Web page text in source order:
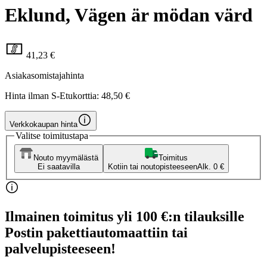
Eklund, Vägen är mödan värd
41,23 €
Asiakasomistajahinta
Hinta ilman S-Etukorttia: 48,50 €
Verkkokaupan hinta
Valitse toimitustapa
Nouto myymälästä
Ei saatavilla
Toimitus
Kotiin tai noutopisteeseenAlk. 0 €
Ilmainen toimitus yli 100 €:n tilauksille
Postin pakettiautomaattiin tai
palvelupisteeseen!